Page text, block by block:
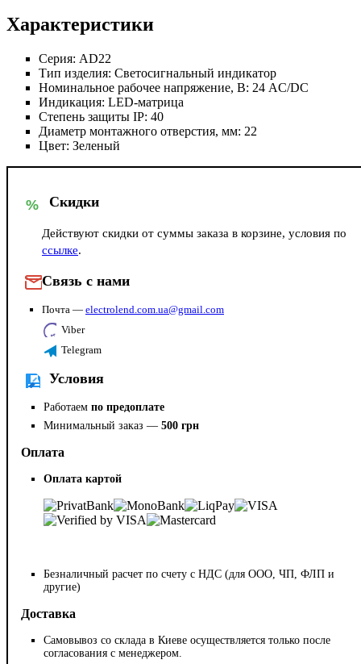
Характеристики
Серия: AD22
Тип изделия: Светосигнальный индикатор
Номинальное рабочее напряжение, В: 24 AC/DC
Индикация: LED-матрица
Степень защиты IP: 40
Диаметр монтажного отверстия, мм: 22
Цвет: Зеленый
% Скидки
Действуют скидки от суммы заказа в корзине, условия по
ссылке.
Связь с нами
Почта — electrolend.com.ua@gmail.com
Viber
Telegram
Условия
Работаем по предоплате
Минимальный заказ — 500 грн
Оплата
Оплата картой
Безналичный расчет по счету с НДС (для ООО, ЧП, ФЛП и
другие)
Доставка
Самовывоз со склада в Киеве осуществляется только после
согласования с менеджером.